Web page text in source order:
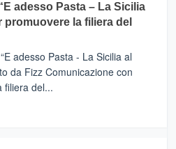
adesso Pasta – La Sicilia
promuovere la filiera del
adesso Pasta - La Sicilia al
da Fizz Comunicazione con
filiera del...